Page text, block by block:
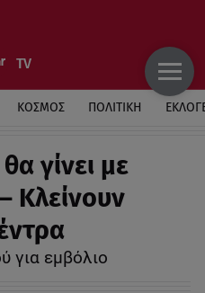
ΚΟΣΜΟΣ ΠΟΛΙΤΙΚΗ
γίνει με
Κλείνουν
για εμβόλιο